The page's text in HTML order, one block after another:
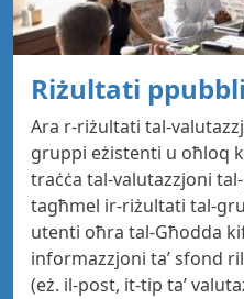
Riżultati
Ara r-riżultati tal-
gruppi eżistenti u oħloq
traċċa tal-valutazzjoni
tagħmel ir-riżultati tal-
utenti oħra tal-Għodda
informazzjoni ta’ sfond
(eż. il-post, it-tip ta’